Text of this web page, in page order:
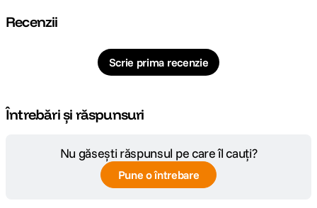
Recenzii
Scrie prima recenzie
Întrebări și răspunsuri
Nu găsești răspunsul pe care îl cauți?
Pune o întrebare